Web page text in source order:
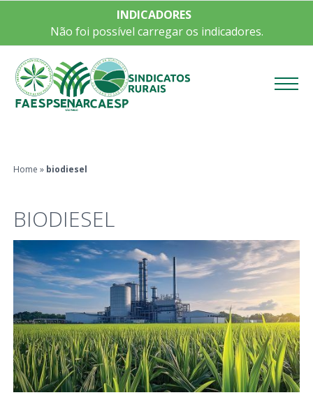
INDICADORES
Não foi possível carregar os indicadores.
Home » biodiesel
BIODIESEL